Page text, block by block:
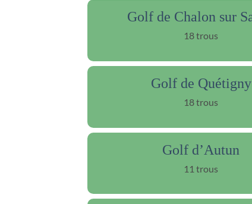
Golf de Chalon sur
18 trous
Golf de Quétigny
18 trous
Golf d’Autun
11 trous